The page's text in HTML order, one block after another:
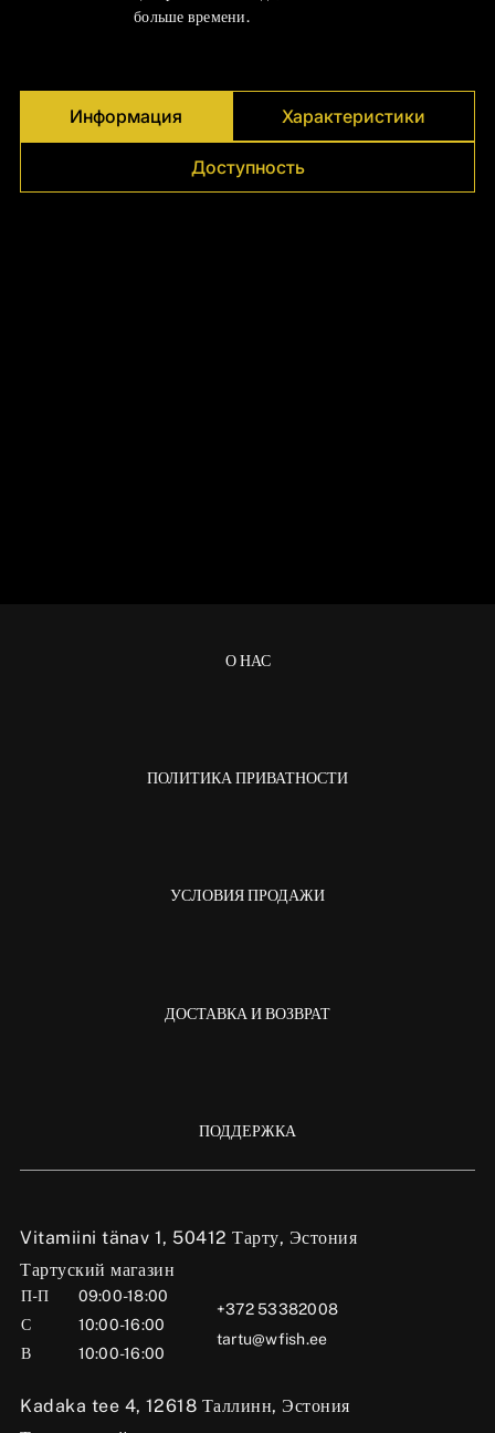
больше времени.
Информация Характеристики
Доступность
Vitamiini tänav 1, 50412 Тарту, Эстония
Тартуский магазин
П-П
09:00-18:00
С
10:00-16:00
В
10:00-16:00
+372 53382008
tartu@wfish.ee
Kadaka tee 4, 12618 Таллинн, Эстония
О НАС
ПОЛИТИКА ПРИВАТНОСТИ
УСЛОВИЯ ПРОДАЖИ
ДОСТАВКА И ВОЗВРАТ
ПОДДЕРЖКА